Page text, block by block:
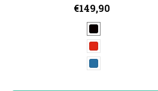
€149,90